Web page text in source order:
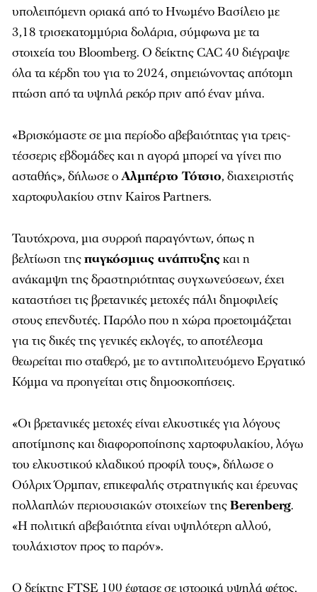
υπολειπόμενη οριακά από το Ηνωμένο Βασίλειο με
3,18 τρισεκατομμύρια δολάρια, σύμφωνα με τα
στοιχεία του Bloomberg. Ο δείκτης CAC 40 διέγραψε
όλα τα κέρδη του για το 2024, σημειώνοντας απότομη
πτώση από τα υψηλά ρεκόρ πριν από έναν μήνα.
«Βρισκόμαστε σε μια περίοδο αβεβαιότητας για τρεις-
τέσσερις εβδομάδες και η αγορά μπορεί να γίνει πιο
ασταθής», δήλωσε οΑλμπέρτο Τότσιο, διαχειριστής
χαρτοφυλακίου στην Kairos Partners.
Ταυτόχρονα, μια συρροή παραγόντων, όπως η
βελτίωση τηςπαγκόσμιας ανάπτυξηςκαι η
ανάκαμψη της δραστηριότητας συγχωνεύσεων, έχει
καταστήσει τις βρετανικές μετοχές πάλι δημοφιλείς
στους επενδυτές. Παρόλο που η χώρα προετοιμάζεται
για τις δικές της γενικές εκλογές, το αποτέλεσμα
θεωρείται πιο σταθερό, με το αντιπολιτευόμενο Εργατικό
Κόμμα να προηγείται στις δημοσκοπήσεις.
«Οι βρετανικές μετοχές είναι ελκυστικές για λόγους
αποτίμησης και διαφοροποίησης χαρτοφυλακίου, λόγω
του ελκυστικού κλαδικού προφίλ τους», δήλωσε ο
Ούλριχ Όρμπαν, επικεφαλής στρατηγικής και έρευνας
πολλαπλών περιουσιακών στοιχείων τηςBerenberg.
«Η πολιτική αβεβαιότητα είναι υψηλότερη αλλού,
τουλάχιστον προς το παρόν».
Ο δείκτης FTSE 100 έφτασε σε ιστορικά υψηλά φέτος,